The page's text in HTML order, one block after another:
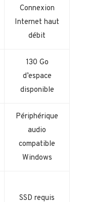
Connexion
Internet haut
débit
130 Go
d’espace
disponible
Périphérique
audio
compatible
Windows
SSD requis